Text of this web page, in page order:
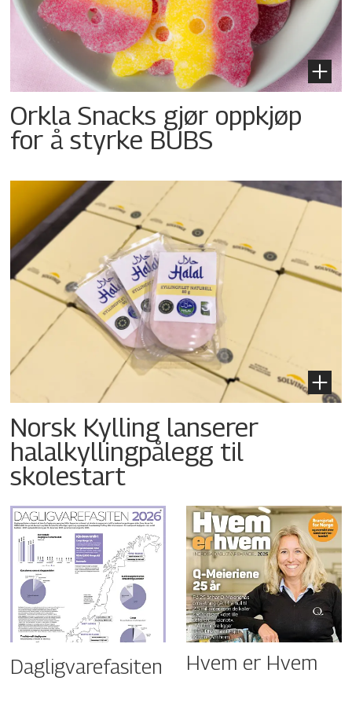
Orkla Snacks gjør oppkjøp
for å styrke BUBS
Norsk Kylling lanserer
halalkyllingpålegg til
skolestart
Dagligvarefasiten Hvem er Hvem